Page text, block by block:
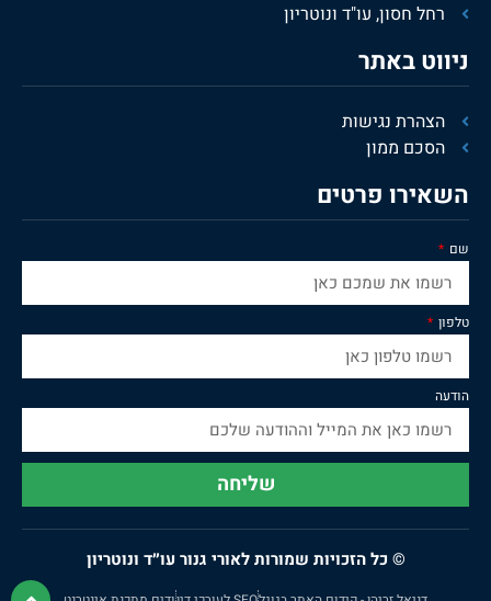
רחל חסון, עו"ד ונוטריון
ניווט באתר
הצהרת נגישות
הסכם ממון
השאירו פרטים
שם
טלפון
הודעה
שליחה
© כל הזכויות שמורות לאורי גנור עו״ד ונוטריון